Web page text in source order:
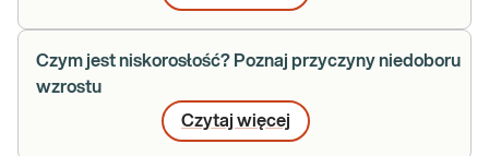
Czym jest niskorosłość? Poznaj przyczyny niedoboru
wzrostu
Czytaj więcej